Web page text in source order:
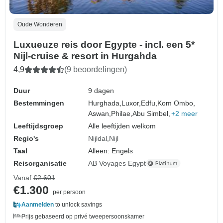
Oude Wonderen
Luxueuze reis door Egypte - incl. een 5*
Nijl-cruise & resort in Hurgahda
4,9 (9 beoordelingen)
Duur
9 dagen
Bestemmingen
Hurghada, Luxor, Edfu, Kom Ombo,
Aswan, Philae,Abu Simbel, +2 meer
Leeftijdsgroep
Alle leeftijden welkom
Regio's
Nijldal Nijl
Taal
Alleen: Engels
Reisorganisatie
AB Voyages Egypt
Vanaf €2.601
€1.300
per persoon
Aanmelden to unlock savings
Prijs gebaseerd op privé tweepersoonskamer